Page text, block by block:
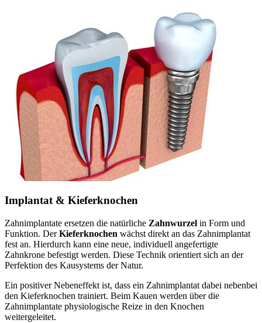
Implantat & Kieferknochen
Zahnimplantate ersetzen die natürliche Zahnwurzel in Form und
Funktion. DerKieferknochen wächst direkt an das Zahnimplantat
fest an. Hierdurch kann eine neue, individuell angefertigte
Zahnkrone befestigt werden. Diese Technik orientiert sich an der
Perfektion des Kausystems der Natur.
Ein positiver Nebeneffekt ist, dass ein Zahnimplantat dabei nebenbei
den Kieferknochen trainiert. Beim Kauen werden über die
Zahnimplantate physiologische Reize in den Knochen
weitergeleitet.